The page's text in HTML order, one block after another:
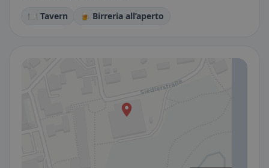
🍽️ Tavern 🍺 Birreria all’aperto